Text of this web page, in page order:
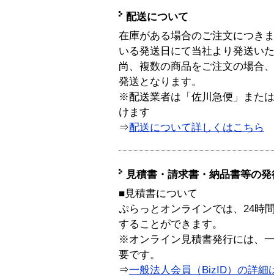
配送について
在庫がある場合のご注文につき
いる発送日にて当社より発送い
尚、複数の商品をご注文の場合
発送となります。
※配送業者は「佐川急便」また
けます
⇒配送について詳しくはこちら
見積書・請求書・納品書等の
■見積書について
ぷらっとオンラインでは、24時
することができます。
※オンライン見積書発行には、
要です。
⇒一般法人会員（BizID）の詳細